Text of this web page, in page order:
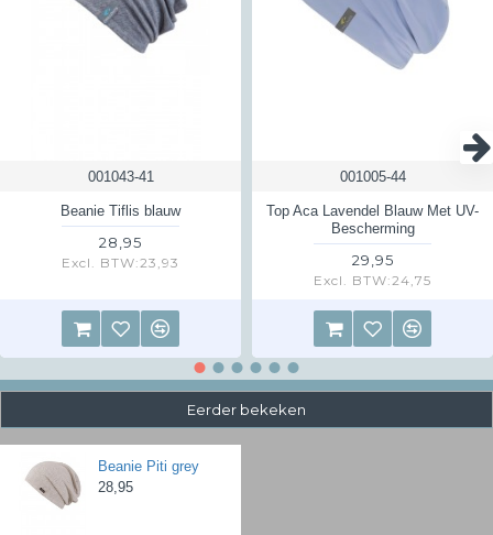
kosten aan je door. Verstuur je het via een brievenbus zonder
Track&Trace of verzendbewijs dan betalen wij de retourkosten wel
helemaal. Zo betalen wij voor iedere klant die een retour instuurt via
ons antwoordnummer het zelfde bedrag. Wil je dus een verzendbewijs
001043-41
Beanie Tiflis blauw
28,95
Excl. BTW:23,93
001005-44
Top Aca Lavendel Blauw Met UV-
Bescherming
29,95
Excl. BTW:24,75
Eerder bekeken
Beanie Piti grey
28,95